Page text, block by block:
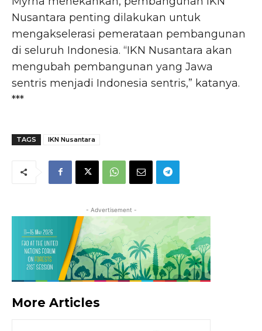
Nusantara penting dilakukan untuk
mengakselerasi pemerataan pembangunan
di seluruh Indonesia. “IKN Nusantara akan
mengubah pembangunan yang Jawa
sentris menjadi Indonesia sentris,” katanya.
***
TAGS IKN Nusantara
- Advertisement -
More Articles